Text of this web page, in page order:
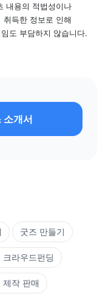
내용의 적법성이나
득한 정보로 인해
도 부담하지 않습니다.
소개서
굿즈 만들기
크라우드펀딩
제작 판매